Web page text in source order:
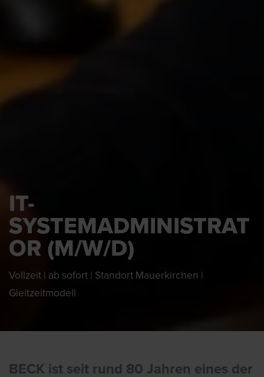
IT-
SYSTEMADMINISTRAT
OR (M/W/D)
Vollzeit | ab sofort | Standort Mauerkirchen |
Gleitzeitmodell
BECK ist seit rund 80 Jahren eines der